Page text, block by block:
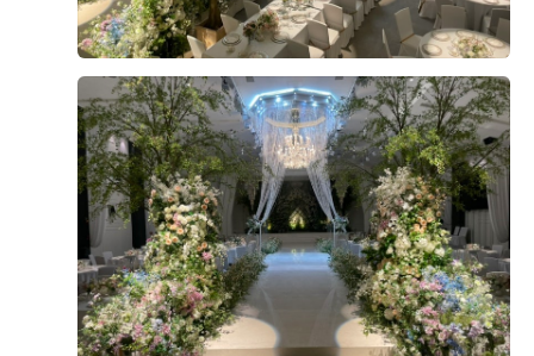
께 인사하는데 시간이 좀 걸려서 정산까지도 오래 걸린 것
같아요 흑흑​ 정산 저는 계약서나 관련 서류들 혹시 몰라서
요 없습니다​ 정산 때 반드시 장부 잘 챙기기 !!!!!! 엑셀로 입
력해도 장부는 필수 !!!!!! 진촤 마지막 음 마지막으로 안산
에 유명한 데 많지만 전 후회 안해요 흐흐 안산 예식장 더베
니르 진자진짜 진쫘 추천 !!!!!! 궁금한 점은 모조리 알려드
릴게요 그럼 이만 ~~~~
젤라또..........종류늘려주세요 너무 맛있엇어요!ㅎ헤헤
2025-09-11 131명 읽음 + 블로그
+7
더 베니르 너무 맛있고 배불렀던 시식 후기~~ 2025년 7월
19일 토요일 부모님들 모시고 본식 전 음식을 맛보기 위해